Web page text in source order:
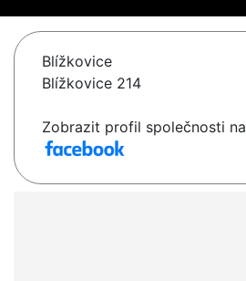
Blížkovice
Blížkovice 214
Zobrazit profil společnosti na